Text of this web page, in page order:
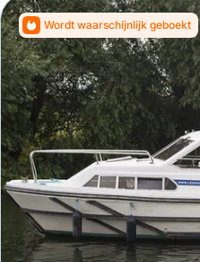
Wordt waarschijnlijk geboekt